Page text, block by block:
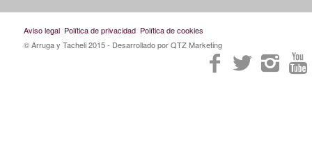
Aviso legal Política de privacidad Política de cookies
© Arruga y Tacheli 2015- Desarrollado por QTZ Marketing